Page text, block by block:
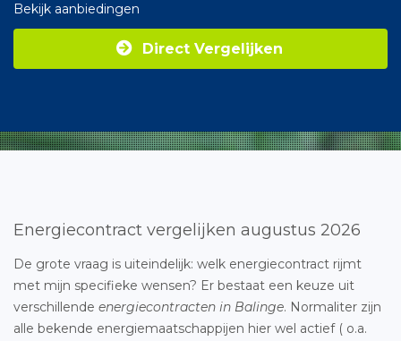
Bekijk aanbiedingen
Direct Vergelijken
Energiecontract vergelijken augustus 2026
De grote vraag is uiteindelijk: welk energiecontract rijmt
met mijn specifieke wensen? Er bestaat een keuze uit
verschillende energiecontracten in Balinge. Normaliter zijn
alle bekende energiemaatschappijen hier wel actief ( o.a.